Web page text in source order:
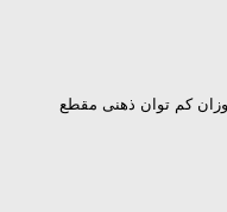
کم توان ذهنی مقطع